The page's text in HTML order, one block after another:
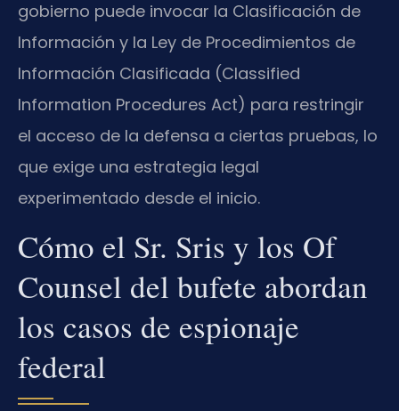
gobierno puede invocar la Clasificación de
Información y la Ley de Procedimientos de
Información Clasificada (Classified
Information Procedures Act) para restringir
el acceso de la defensa a ciertas pruebas, lo
que exige una estrategia legal
experimentado desde el inicio.
Cómo el Sr. Sris y los Of
Counsel del bufete abordan
los casos de espionaje
federal